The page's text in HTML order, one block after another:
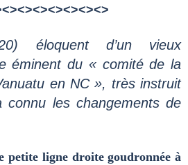
éloquent d’un vieux
éminent du « comité de la
en NC », très instruit
les changements de
petite ligne droite goudronnée à